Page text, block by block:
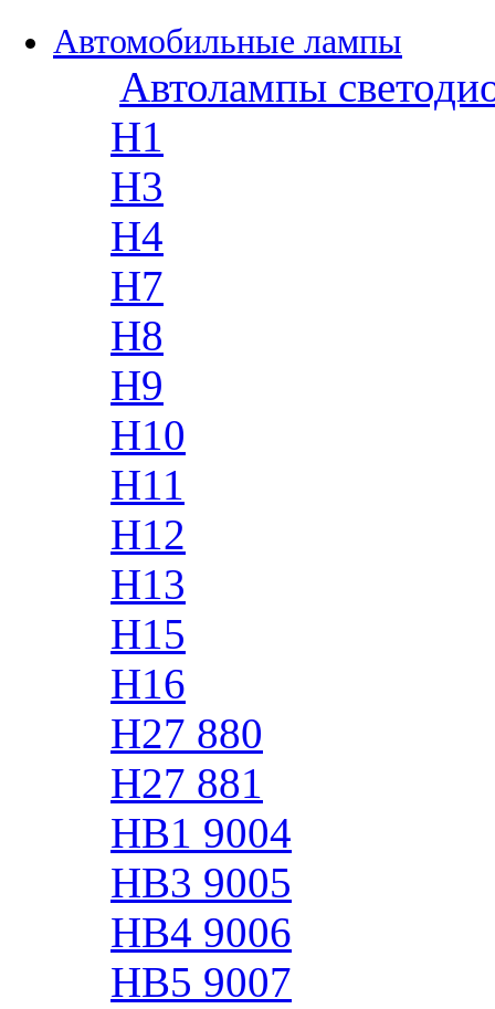
Автомобильные лампы
Автолампы
H1
H3
H4
H7
H8
H9
H10
H11
H12
H13
H15
H16
H27 880
H27 881
HB1 9004
HB3 9005
HB4 9006
HB5 9007